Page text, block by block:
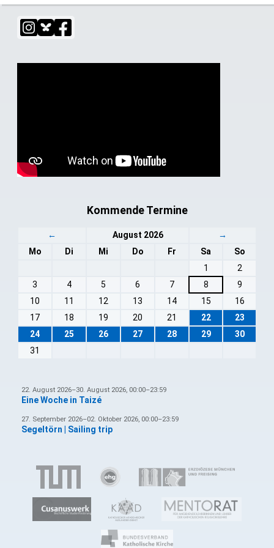
Kommende Termine
← August 2026
→
Mo
Di Mi Do Fr Sa
So
1
2
3
4 5 6 7 8
9
10
11 12 13 14 15
16
17
18 19 20 21 22
23
24
25 26 27 28 29
30
31
22. August 2026–30. August 2026, 00:00–23:59
Eine Woche in Taizé
27. September 2026–02. Oktober 2026, 00:00–23:59
Segeltörn | Sailing trip